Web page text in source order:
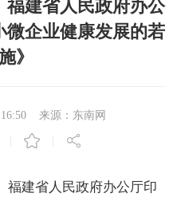
福建省人民政府办公
微企业健康发展的若
》
来源：东南网
 
福建省人民政府办公厅印